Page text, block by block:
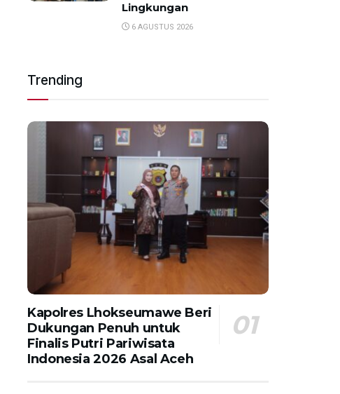
Lingkungan
6 AGUSTUS 2026
Trending
Kapolres Lhokseumawe Beri
Dukungan Penuh untuk
Finalis Putri Pariwisata
Indonesia 2026 Asal Aceh